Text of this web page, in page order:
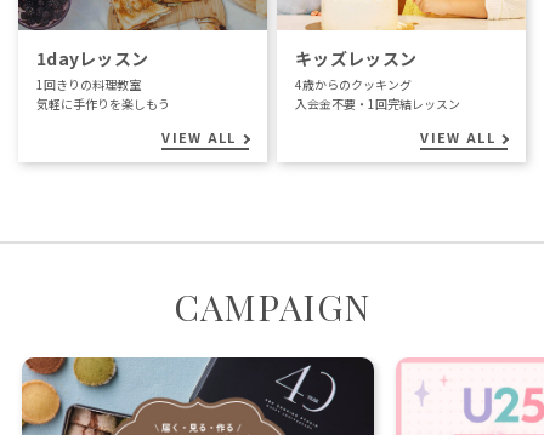
1dayレッスン
1回きりの料理教室
気軽に手作りを楽しもう
VIEW ALL
キッズレッスン
4歳からのクッキング
入会金不要・1回完結レッスン
VIEW ALL
CAMPAIGN